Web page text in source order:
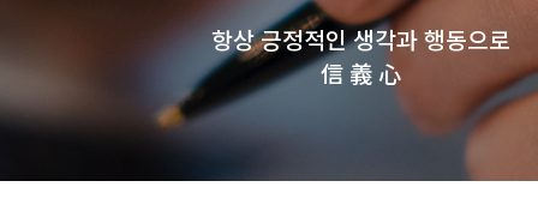
항상 긍정적인 생각과 행동으로
信 義 心